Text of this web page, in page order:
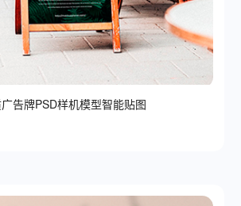
告牌PSD样机模型智能贴图